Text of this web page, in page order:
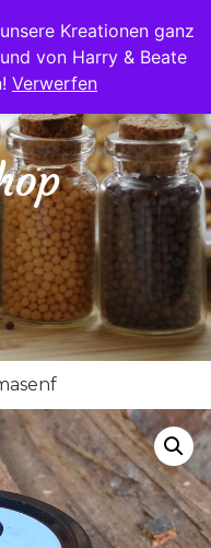
Kreationen ganz
von Harry & Beate
Verwerfen